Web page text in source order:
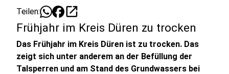
Teilen: open_in_new
Frühjahr im Kreis Düren zu trocken
Das Frühjahr im Kreis Düren ist zu trocken. Das
zeigt sich unter anderem an der Befüllung der
Talsperren und am Stand des Grundwassers bei